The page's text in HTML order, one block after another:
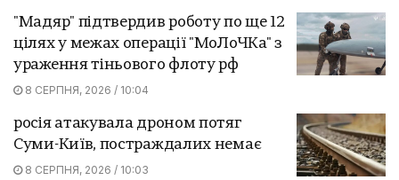
"Мадяр" підтвердив роботу по ще 12
цілях у межах операції "МоЛоЧКа" з
ураження тіньового флоту рф
8 СЕРПНЯ, 2026 / 10:04
росія атакувала дроном потяг
Суми-Київ, постраждалих немає
8 СЕРПНЯ, 2026 / 10:03